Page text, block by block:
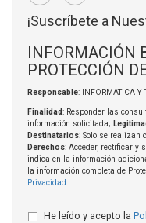
¡Suscríbete a
INFORMACIÓN
PROTECCIÓN
Responsable: INFORMATICA Y
Finalidad: Responder las
información solicitada;
Destinatarios: Solo se realizan
Derechos: Acceder, rectificar y
indica en la información
la información completa de
Privacidad
He leído y acepto la